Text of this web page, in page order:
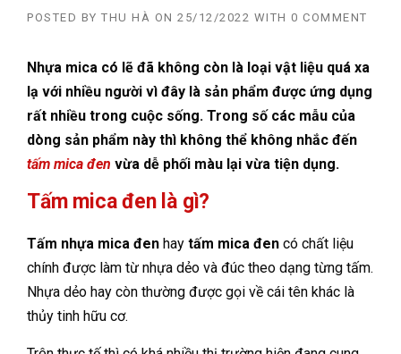
POSTED BY THU HÀ ON 25/12/2022 WITH 0 COMMENT
Nhựa mica có lẽ đã không còn là loại vật liệu quá xa
lạ với nhiều người vì đây là sản phẩm được ứng dụng
rất nhiều trong cuộc sống. Trong số các mẫu của
dòng sản phẩm này thì không thể không nhắc đến
tấm mica đen vừa dễ phối màu lại vừa tiện dụng.
Tấm mica đen là gì?
Tấm nhựa mica đen hay tấm mica đen có chất liệu
chính được làm từ nhựa dẻo và đúc theo dạng từng tấm.
Nhựa dẻo hay còn thường được gọi về cái tên khác là
thủy tinh hữu cơ.